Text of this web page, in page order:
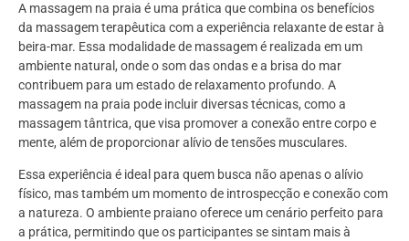
A massagem na praia é uma prática que combina os benefícios
da massagem terapêutica com a experiência relaxante de estar à
beira-mar. Essa modalidade de massagem é realizada em um
ambiente natural, onde o som das ondas e a brisa do mar
contribuem para um estado de relaxamento profundo. A
massagem na praia pode incluir diversas técnicas, como a
massagem tântrica, que visa promover a conexão entre corpo e
mente, além de proporcionar alívio de tensões musculares.
Essa experiência é ideal para quem busca não apenas o alívio
físico, mas também um momento de introspecção e conexão com
a natureza. O ambiente praiano oferece um cenário perfeito para
a prática, permitindo que os participantes se sintam mais à